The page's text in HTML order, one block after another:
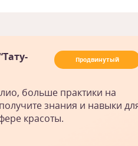
Продвинутый
больше практики на
знания и навыки
красоты.